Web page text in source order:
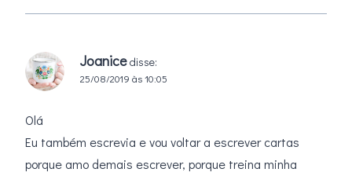
Joanice disse:
25/08/2019 às 10:05
Olá
Eu também escrevia e vou voltar a escrever cartas
porque amo demais escrever, porque treina minha